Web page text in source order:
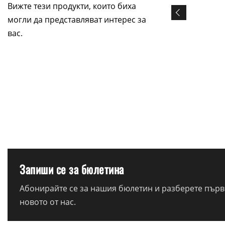
Вижте тези продукти, които биха
могли да представляват интерес за
вас.
Запиши се за бюлетина
Абонирайте се за нашия бюлетин и разберете
новото от нас.